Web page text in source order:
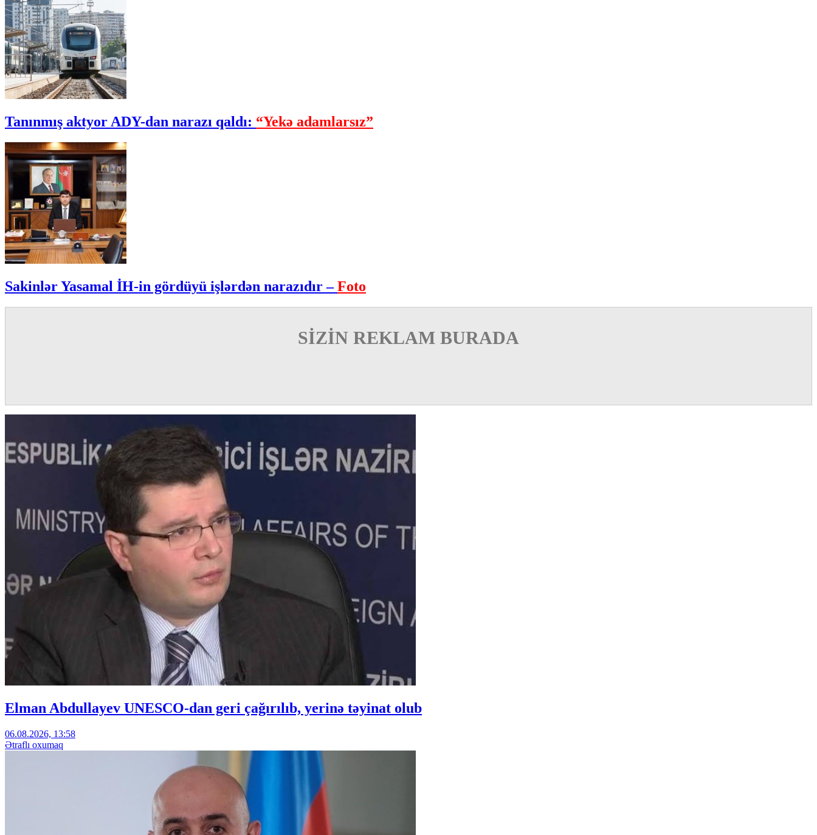
Tanınmış aktyor ADY-dan narazı qaldı: “Yekə adamlarsız”
Sakinlər Yasamal İH-in gördüyü işlərdən narazıdır –Foto
SİZİN REKLAM BURADA
Elman Abdullayev UNESCO-dan geri çağırılıb, yerinə təyinat olub
06.08.2026, 13:58
Ətraflı oxumaq